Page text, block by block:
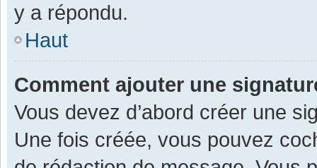
y a répondu.
Haut
Comment ajouter une
Vous devez d’abord créer une
Une fois créée, vous pouvez